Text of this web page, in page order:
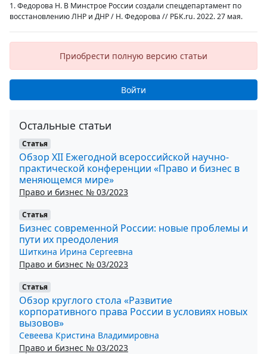
1. Федорова Н. В Минстрое России создали спецдепартамент по
восстановлению ЛНР и ДНР / Н. Федорова // РБК.ru. 2022. 27 мая.
Приобрести полную версию статьи
Войти
Остальные статьи
Статья
Обзор XII Ежегодной всероссийской научно-
практической конференции «Право и бизнес в
меняющемся мире»
Право и бизнес № 03/2023
Статья
Бизнес современной России: новые проблемы и
пути их преодоления
Шиткина Ирина Сергеевна
Право и бизнес № 03/2023
Статья
Обзор круглого стола «Развитие
корпоративного права России в условиях новых
вызовов»
Севеева Кристина Владимировна
Право и бизнес № 03/2023